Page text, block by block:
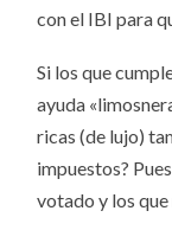
con el IBI para
Si los que
ayuda
ricas (de lujo)
impuestos?
votado y los que